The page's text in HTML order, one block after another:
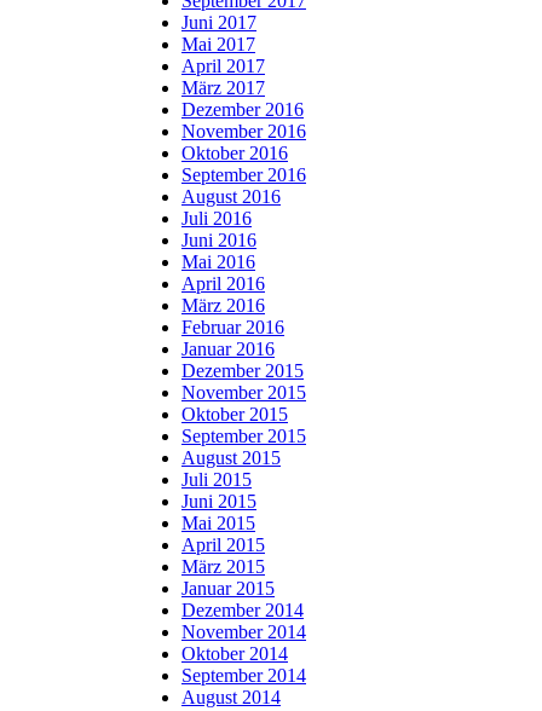
Juni 2017
Mai 2017
April 2017
März 2017
Dezember 2016
November 2016
Oktober 2016
September 2016
August 2016
Juli 2016
Juni 2016
Mai 2016
April 2016
März 2016
Februar 2016
Januar 2016
Dezember 2015
November 2015
Oktober 2015
September 2015
August 2015
Juli 2015
Juni 2015
Mai 2015
April 2015
März 2015
Januar 2015
Dezember 2014
November 2014
Oktober 2014
September 2014
August 2014